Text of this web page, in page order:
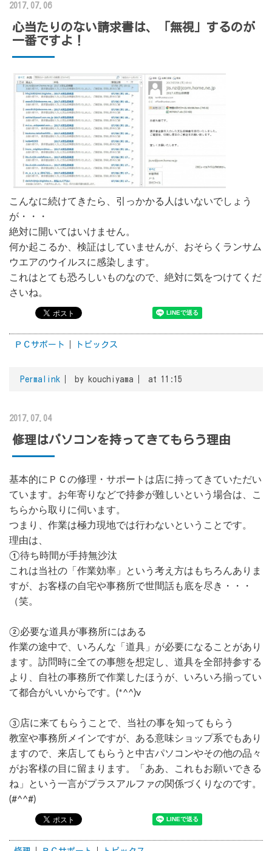
2017.07.06
心当たりのない請求書は、「無視」するのが
一番ですよ！
こんなに続けてきたら、引っかかる人はいないでしょう
が・・・
絶対に開いてはいけません。
何か起こるか、検証はしていませんが、おそらくランサム
ウエアのウイルスに感染します。
これはとても恐ろしいものなので、絶対に気をつけてくだ
さいね。
ＰＣサポート トピックス
Permalink by kouchiyama at 11:15
2017.07.04
修理はパソコンを持ってきてもらう理由
基本的にＰＣの修理・サポートは店に持ってきていただい
ています。お年寄りなどで持参が難しいという場合は、こ
ちらから取りに伺います。
つまり、作業は極力現地では行わないということです。
理由は、
①待ち時間が手持無沙汰
これは当社の「作業効率」という考え方はもちろんありま
すが、お客様の自宅や事務所で世間話も底を尽き・・・
（笑。
②必要な道具が事務所にはある
作業の途中で、いろんな「道具」が必要になることがあり
ます。訪問時に全ての事態を想定し、道具を全部持参する
より、自社の事務所で作業したほうが、いろいろ揃ってい
て都合がいいからです。(*^^)v
③店に来てもらうことで、当社の事を知ってもらう
教室や事務所メインですが、ある意味ショップ系でもあり
ますので、来店してもらうと中古パソコンやその他の品々
がお客様の目に留まります。「ああ、これもお願いできる
ね」という一言がプラスアルファの関係づくりなのです。
(#^^#)